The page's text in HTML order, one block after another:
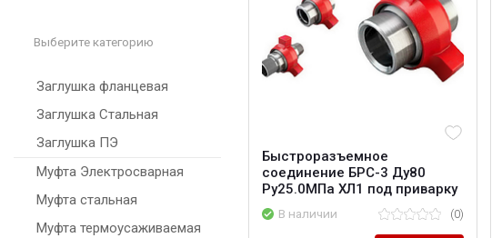
Выберите категорию
Заглушка фланцевая
Заглушка Стальная
Заглушка ПЭ
Муфта Электросварная
Муфта стальная
Муфта термоусаживаемая
Быстроразъемное
соединение БРС-3 Ду80
Ру25.0МПа ХЛ1 под приварку
В наличии (0)